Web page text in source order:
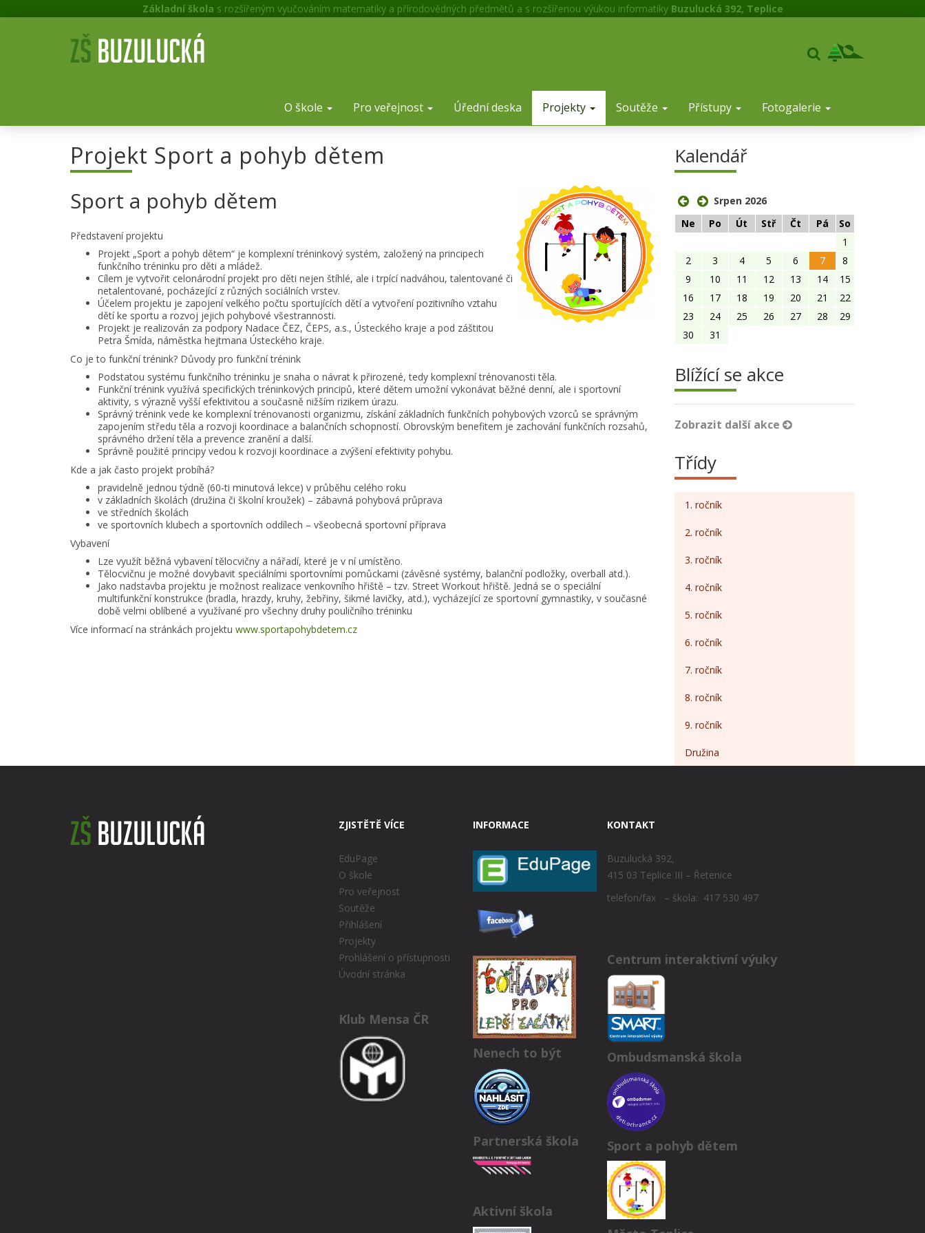
Základní škola s rozšířeným vyučováním matematiky a přírodovědných předmětů a s rozšířenou výukou informatiky Buzulucká 392, Teplice
O škole Pro veřejnost Úřední deska Projekty Soutěže Přístupy Fotogalerie
Projekt Sport a pohyb dětem
Sport a pohyb dětem
Představení projektu
Projekt „Sport a pohyb dětem“ je komplexní tréninkový systém, založený na principech
funkčního tréninku pro děti a mládež.
Cílem je vytvořit celonárodní projekt pro děti nejen štíhlé, ale i trpící nadváhou, talentované či
netalentované, pocházející z různých sociálních vrstev.
Účelem projektu je zapojení velkého počtu sportujících dětí a vytvoření pozitivního vztahu
dětí ke sportu a rozvoj jejich pohybové všestrannosti.
Projekt je realizován za podpory Nadace ČEZ, ČEPS, a.s., Ústeckého kraje a pod záštitou
Petra Šmída, náměstka hejtmana Ústeckého kraje.
Co je to funkční trénink? Důvody pro funkční trénink
Podstatou systému funkčního tréninku je snaha o návrat k přirozené, tedy komplexní trénovanosti těla.
Funkční trénink využívá specifických tréninkových principů, které dětem umožní vykonávat běžné denní, ale i sportovní
aktivity, s výrazně vyšší efektivitou a současně nižším rizikem úrazu.
Správný trénink vede ke komplexní trénovanosti organizmu, získání základních funkčních pohybových vzorců se správným
zapojením středu těla a rozvoji koordinace a balančních schopností. Obrovským benefitem je zachování funkčních rozsahů,
správného držení těla a prevence zranění a další.
Správně použité principy vedou k rozvoji koordinace a zvýšení efektivity pohybu.
Kde a jak často projekt probíhá?
pravidelně jednou týdně (60-ti minutová lekce) v průběhu celého roku
v základních školách (družina či školní kroužek) – zábavná pohybová průprava
ve středních školách
ve sportovních klubech a sportovních oddílech – všeobecná sportovní příprava
Vybavení
Lze využít běžná vybavení tělocvičny a nářadí, které je v ní umístěno.
Tělocvičnu je možné dovybavit speciálními sportovními pomůckami (závěsné systémy, balanční podložky, overball atd.).
Jako nadstavba projektu je možnost realizace venkovního hřiště – tzv. Street Workout hřiště. Jedná se o speciální
multifunkční konstrukce (bradla, hrazdy, kruhy, žebřiny, šikmé lavičky, atd.), vycházející ze sportovní gymnastiky, v současné
době velmi oblíbené a využívané pro všechny druhy pouličního tréninku
Více informací na stránkách projektu www.sportapohybdetem.cz
Kalendář
Srpen 2026
Ne
Po Út Stř Čt Pá
So
1
2
3 4 5 6 7
8
9
10 11 12 13 14
15
16
17 18 19 20 21
22
23
24 25 26 27 28
29
30
31
Blížící se akce
Zobrazit další akce
Třídy
1. ročník
2. ročník
3. ročník
4. ročník
5. ročník
6. ročník
7. ročník
8. ročník
9. ročník
Družina
ZJISTĚTĚ VÍCE
EduPage
O škole
Pro veřejnost
Soutěže
Přihlášení
Projekty
Prohlášení o přístupnosti
Úvodní stránka
Klub Mensa ČR
INFORMACE
Nenech to být
Partnerská škola
Aktivní škola
KONTAKT
Buzulucká 392,
415 03 Teplice III – Řetenice
telefon/fax – škola: 417 530 497
Centrum interaktivní výuky
Ombudsmanská škola
Sport a pohyb dětem